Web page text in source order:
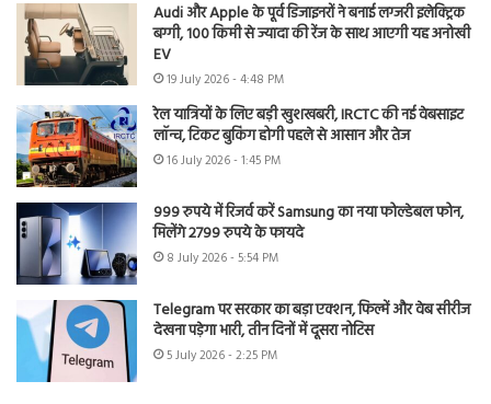
Audi और Apple के पूर्व डिजाइनरों ने बनाई लग्जरी इलेक्ट्रिक
बग्गी, 100 किमी से ज्यादा की रेंज के साथ आएगी यह अनोखी
EV
19 July 2026 - 4:48 PM
रेल यात्रियों के लिए बड़ी खुशखबरी, IRCTC की नई वेबसाइट
लॉन्च, टिकट बुकिंग होगी पहले से आसान और तेज
16 July 2026 - 1:45 PM
999 रुपये में रिजर्व करें Samsung का नया फोल्डेबल फोन,
मिलेंगे 2799 रुपये के फायदे
8 July 2026 - 5:54 PM
Telegram पर सरकार का बड़ा एक्शन, फिल्में और वेब सीरीज
देखना पड़ेगा भारी, तीन दिनों में दूसरा नोटिस
5 July 2026 - 2:25 PM